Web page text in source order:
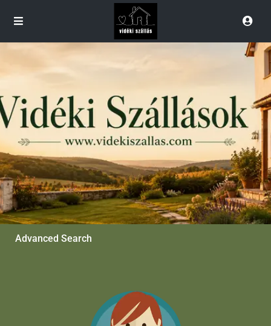
Advanced Search